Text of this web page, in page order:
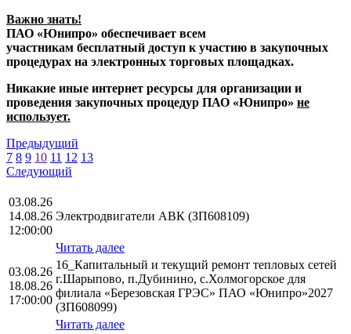
Важно знать!
ПАО «Юнипро» обеспечивает всем
участникам бесплатный доступ к участию в закупочных
процедурах на электронных торговых площадках.
Никакие иные интернет ресурсы для организации и
проведения закупочных процедур ПАО «Юнипро» не
использует.
Предыдущий
7 8 9 10 11 12 13
Следующий
03.08.26
14.08.26
12:00:00
Электродвигатели АВК (ЗП608109)
Читать далее
03.08.26
18.08.26
17:00:00
16_Капитальный и текущий ремонт тепловых сетей
г.Шарыпово, п.Дубинино, с.Холмогорское для
филиала «Березовская ГРЭС» ПАО «Юнипро»2027
(ЗП608099)
Читать далее